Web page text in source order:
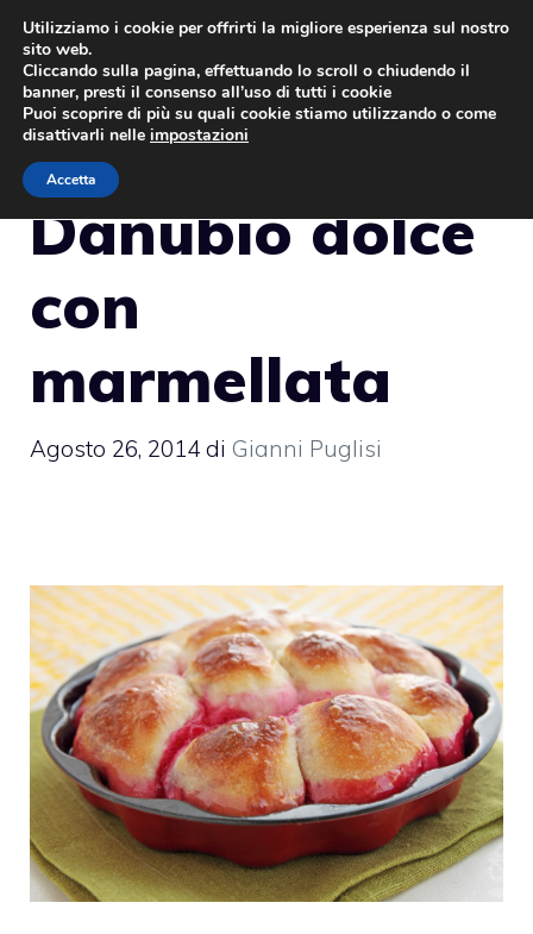
Vai
contenuto
Danubio dolce
con
marmellata
Agosto 26, 2014 di Gianni Puglisi
Utilizziamo i cookie per offrirti la migliore esperienza sul nostro
sito web.
Cliccando sulla pagina, effettuando lo scroll o chiudendo il
banner, presti il consenso all’uso di tutti i cookie
Puoi scoprire di più su quali cookie stiamo utilizzando o come
disattivarli nelle impostazioni
Accetta